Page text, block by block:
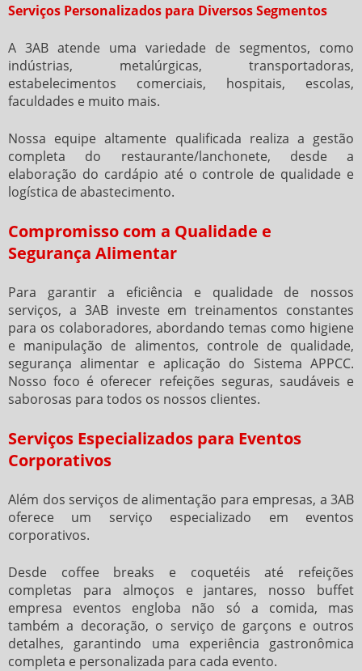
Serviços Personalizados para Diversos Segmentos
A 3AB atende uma variedade de segmentos, como
indústrias, metalúrgicas, transportadoras,
estabelecimentos comerciais, hospitais, escolas,
faculdades e muito mais.
Nossa equipe altamente qualificada realiza a gestão
completa do restaurante/lanchonete, desde a
elaboração do cardápio até o controle de qualidade e
logística de abastecimento.
Compromisso com a Qualidade e
Segurança Alimentar
Para garantir a eficiência e qualidade de nossos
serviços, a 3AB investe em treinamentos constantes
para os colaboradores, abordando temas como higiene
e manipulação de alimentos, controle de qualidade,
segurança alimentar e aplicação do Sistema APPCC.
Nosso foco é oferecer refeições seguras, saudáveis e
saborosas para todos os nossos clientes.
Serviços Especializados para Eventos
Corporativos
Além dos serviços de alimentação para empresas, a 3AB
oferece um serviço especializado em eventos
corporativos.
Desde coffee breaks e coquetéis até refeições
completas para almoços e jantares, nosso buffet
empresa eventos engloba não só a comida, mas
também a decoração, o serviço de garçons e outros
detalhes, garantindo uma experiência gastronômica
completa e personalizada para cada evento.